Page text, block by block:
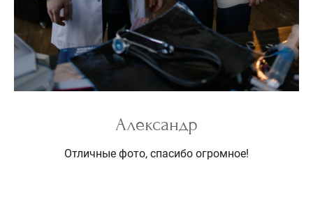
Александр
Отличные фото, спасибо огромное!